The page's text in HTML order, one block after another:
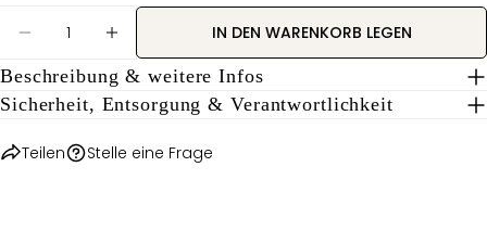
MENGE FÜR STANZE &#39;ERDBEERE&#39;
MENGE FÜR STANZE
IN DEN WARENKORB LEGEN
Beschreibung & weitere Infos
Sicherheit, Entsorgung & Verantwortlichkeit
Teilen
Pinterest
Stelle eine Frage
Nachricht
Die mit * gekennzeichneten Felder sind Pflichtfelder.
FRAGE SENDEN